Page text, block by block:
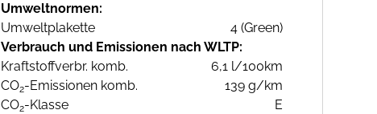
Umweltnormen:
Umweltplakette
4 (Green)
Verbrauch und Emissionen nach WLTP:
Kraftstoffverbr. komb.
6,1 l/100km
CO2-Emissionen komb.
139 g/km
CO2-Klasse E